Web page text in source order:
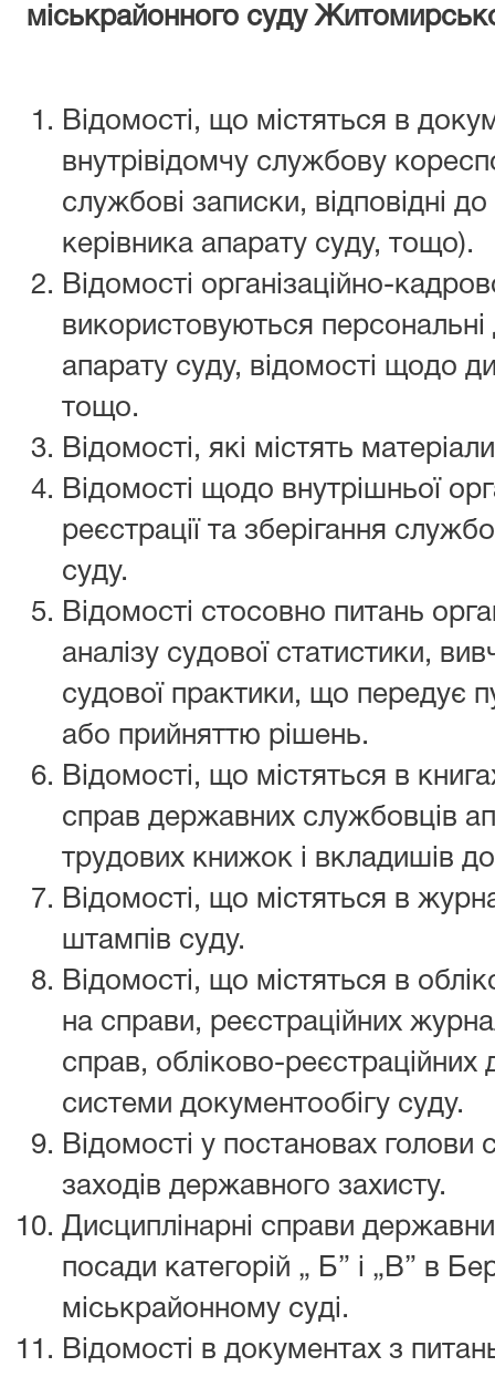
міськрайонного суду
Відомості, що містяться в
внутрівідомчу службову
службові записки, відповідні
керівника апарату суду, тощо).
Відомості організаційно-
використовуються персональні
апарату суду, відомості щодо
тощо.
Відомості, які містять
Відомості щодо внутрішньої
реєстрації та зберігання
суду.
Відомості стосовно питань
аналізу судової статистики,
судової практики, що передує
або прийняттю рішень.
Відомості, що містяться в
справ державних службовців
трудових книжок і вкладишів
Відомості, що містяться в
штампів суду.
Відомості, що містяться в
на справи, реєстраційних
справ, обліково-реєстраційних
системи документообігу суду.
Відомості у постановах голови
заходів державного захисту.
Дисциплінарні справи
посади категорій „ Б” і „В” в
міськрайонному суді.
Відомості в документах з